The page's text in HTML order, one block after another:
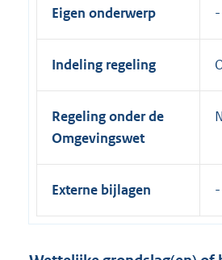
Eigen onderwerp
Indeling regeling
Regeling onder de
Omgevingswet
Externe bijlagen